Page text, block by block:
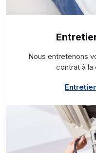
Nous entretenons
contrat à la